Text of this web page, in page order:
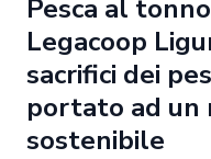
Pesca al
Legacoop
sacrifici dei
portato ad un
sostenibile